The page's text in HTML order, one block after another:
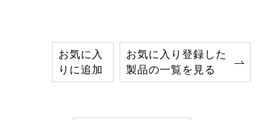
お気に入
りに追加
お気に入り登録した
製品の一覧を見る